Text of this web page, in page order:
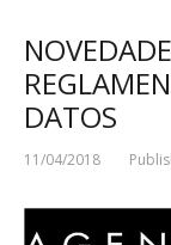
DATOS
11/04/2018